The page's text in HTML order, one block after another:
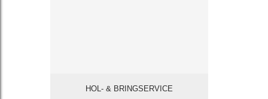
HOL- & BRINGSERVICE